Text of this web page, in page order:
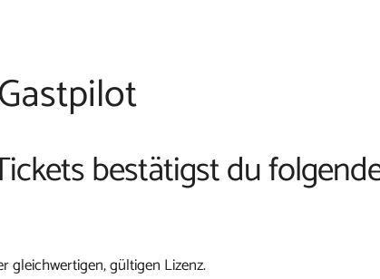
bestätigst du
gleichwertigen, gültigen Lizenz.